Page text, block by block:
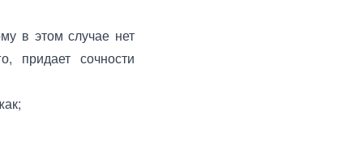
в этом случае нет
придает сочности